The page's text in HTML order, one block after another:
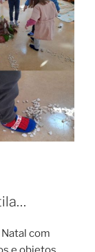
com